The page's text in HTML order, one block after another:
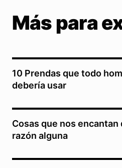
Más para
10 Prendas que todo
debería usar
Cosas que nos
razón alguna